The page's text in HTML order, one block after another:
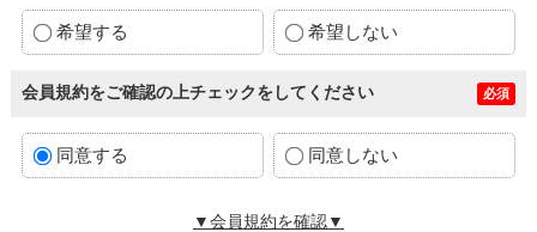
希望する 希望しない
会員規約をご確認の上チェックをしてください 必須
同意する 同意しない
▼会員規約を確認▼